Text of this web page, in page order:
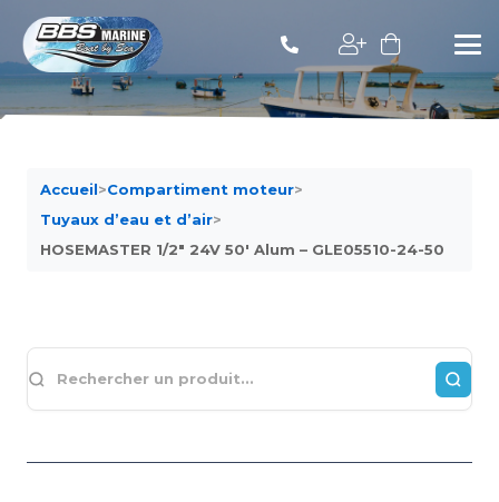
Accueil>Compartiment moteur>
Tuyaux d’eau et d’air>
HOSEMASTER 1/2″ 24V 50′ Alum – GLE05510-24-50